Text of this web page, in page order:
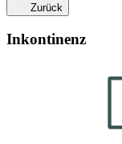
Zurück
Inkontinenz